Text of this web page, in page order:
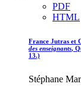
PDF
HTML
France Jutras et
des enseignants,
13.)
Stéphane